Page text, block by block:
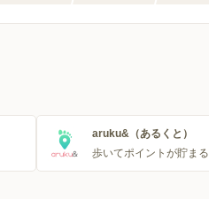
aruku&（あるくと）
歩いてポイントが貯まる